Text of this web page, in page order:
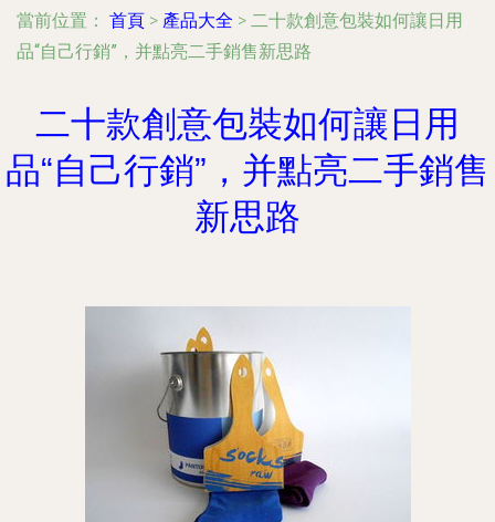
當前位置： 首頁 > 產品大全 > 二十款創意包裝如何讓日用
品“自己行銷”，并點亮二手銷售新思路
二十款創意包裝如何讓日用
品“自己行銷”，并點亮二手銷售
新思路